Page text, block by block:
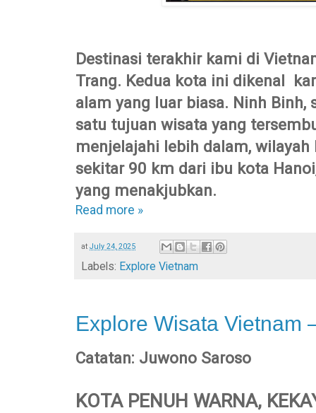
Destinasi terakhir kami di
Trang. Kedua kota ini dikenal
alam yang luar biasa. Ninh Binh,
satu tujuan wisata yang
menjelajahi lebih dalam,
sekitar 90 km dari ibu kota
yang menakjubkan.
Read more »
at July 24, 2025
Labels: Explore Vietnam
Explore Wisata Vietnam
Catatan: Juwono Saroso
KOTA PENUH WARNA,